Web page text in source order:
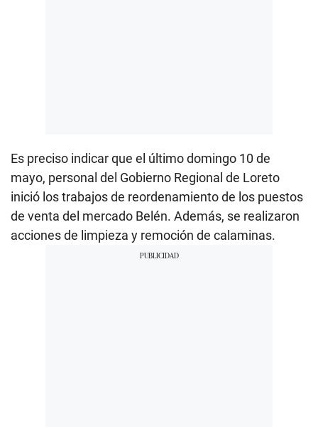
Es preciso indicar que el último domingo 10 de
mayo, personal del Gobierno Regional de Loreto
inició los trabajos de reordenamiento de los puestos
de venta del mercado Belén. Además, se realizaron
acciones de limpieza y remoción de calaminas.